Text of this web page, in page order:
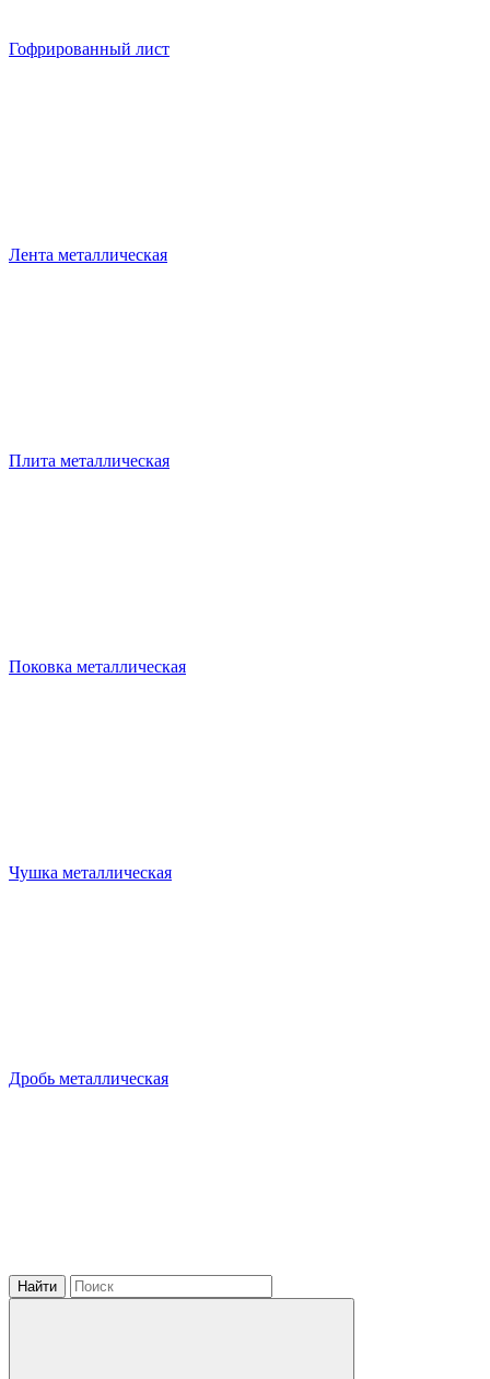
Гофрированный лист
Лента металлическая
Плита металлическая
Поковка металлическая
Чушка металлическая
Дробь металлическая
Найти